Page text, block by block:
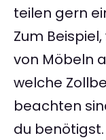
teilen gern
Zum
von Möbeln
welche
beachten
du